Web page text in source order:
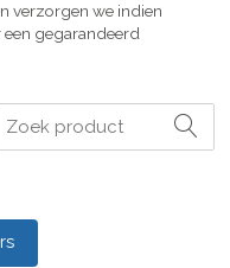
verzorgen we indien
een gegarandeerd
Zoeken